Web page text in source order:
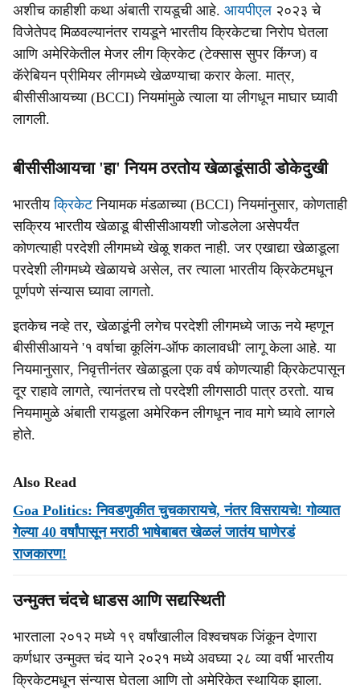
अशीच काहीशी कथा अंबाती रायडूची आहे. आयपीएल २०२३ चे
विजेतेपद मिळवल्यानंतर रायडूने भारतीय क्रिकेटचा निरोप घेतला
आणि अमेरिकेतील मेजर लीग क्रिकेट (टेक्सास सुपर किंग्ज) व
कॅरेबियन प्रीमियर लीगमध्ये खेळण्याचा करार केला. मात्र,
बीसीसीआयच्या (BCCI) नियमांमुळे त्याला या लीगधून माघार घ्यावी
लागली.
बीसीसीआयचा 'हा' नियम ठरतोय खेळाडूंसाठी डोकेदुखी
भारतीयक्रिकेटनियामक मंडळाच्या (BCCI) नियमांनुसार, कोणताही
सक्रिय भारतीय खेळाडू बीसीसीआयशी जोडलेला असेपर्यंत
कोणत्याही परदेशी लीगमध्ये खेळू शकत नाही. जर एखाद्या खेळाडूला
परदेशी लीगमध्ये खेळायचे असेल, तर त्याला भारतीय क्रिकेटमधून
पूर्णपणे संन्यास घ्यावा लागतो.
इतकेच नव्हे तर, खेळाडूंनी लगेच परदेशी लीगमध्ये जाऊ नये म्हणून
बीसीसीआयने '१ वर्षाचा कूलिंग-ऑफ कालावधी' लागू केला आहे. या
नियमानुसार, निवृत्तीनंतर खेळाडूला एक वर्ष कोणत्याही क्रिकेटपासून
दूर राहावे लागते, त्यानंतरच तो परदेशी लीगसाठी पात्र ठरतो. याच
नियमामुळे अंबाती रायडूला अमेरिकन लीगधून नाव मागे घ्यावे लागले
होते.
Also Read
Goa Politics: निवडणुकीत चुचकारायचे, नंतर विसरायचे! गोव्यात
गेल्या 40 वर्षांपासून मराठी भाषेबाबत खेळलं जातंय घाणेरडं
राजकारण!
उन्मुक्त चंदचे धाडस आणि सद्यस्थिती
भारताला २०१२ मध्ये १९ वर्षांखालील विश्वचषक जिंकून देणारा
कर्णधार उन्मुक्त चंद याने २०२१ मध्ये अवघ्या २८ व्या वर्षी भारतीय
क्रिकेटमधून संन्यास घेतला आणि तो अमेरिकेत स्थायिक झाला.